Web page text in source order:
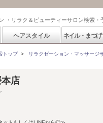
・リラク＆ビューティーサロン検索・
ヘアスタイル ネイル・まつ
トップ> リラクゼーション・マッサージ
店